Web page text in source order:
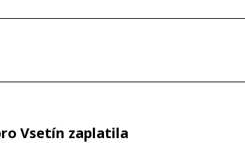
Vsetín zaplatila